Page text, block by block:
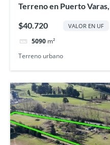
Terreno en Puerto
$40.720 VALOR EN UF
5090 m²
Terreno urbano